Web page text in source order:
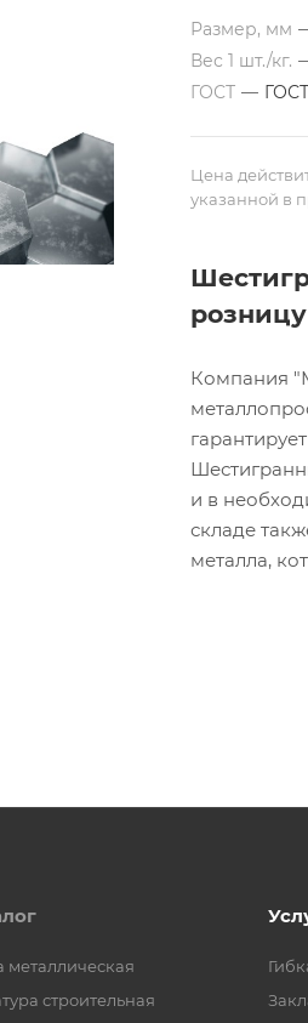
Размер, мм
Вес 1 шт./кг.
ГОСТ —
Цена
указанной в
розницу
Компания
и в
складе
металла,
металлическая
строительная